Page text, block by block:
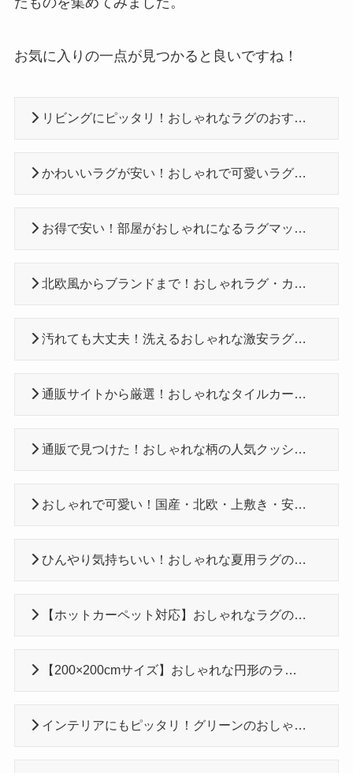
お気に入りの一点が見つかると良いですね！
リビングにピッタリ！おしゃれなラグのおすすめ６選！
かわいいラグが安い！おしゃれで可愛いラグのおすすめ６選！
お得で安い！部屋がおしゃれになるラグマットおすすめ6選
北欧風からブランドまで！おしゃれラグ・カーペット通販おすすめ8選
汚れても大丈夫！洗えるおしゃれな激安ラグおすすめ6選！
通販サイトから厳選！おしゃれなタイルカーペットおすすめ8選
通販で見つけた！おしゃれな柄の人気クッションフロアおすすめ8選
おしゃれで可愛い！国産・北欧・上敷き・安い「い草ラグ」26選
ひんやり気持ちいい！おしゃれな夏用ラグのおすすめ6選！
【ホットカーペット対応】おしゃれなラグのおすすめ6選！
【200×200cmサイズ】おしゃれな円形のラグおすすめ6選！
インテリアにもピッタリ！グリーンのおしゃれな円形ラグ6選！